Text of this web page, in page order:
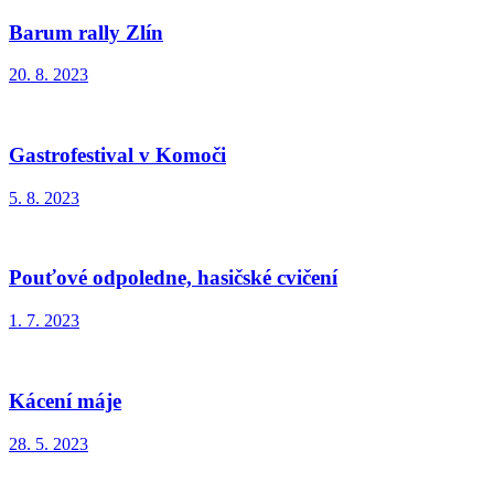
Barum rally Zlín
20. 8. 2023
Gastrofestival v Komoči
5. 8. 2023
Pouťové odpoledne, hasičské cvičení
1. 7. 2023
Kácení máje
28. 5. 2023